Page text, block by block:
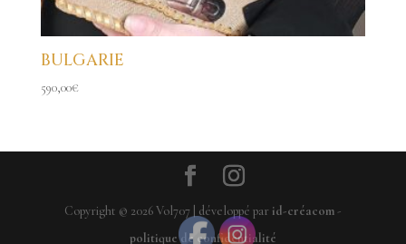
BULGARIE
590,00€
Copyright © 2026Vol707 | développé par id-créacom-
politique de confidentialité